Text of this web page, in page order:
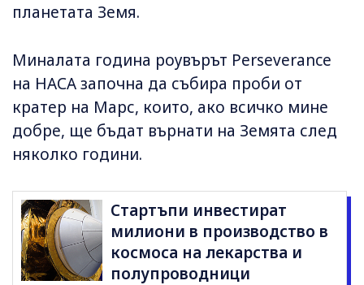
планетата Земя.
Миналата година роувърът Perseverance
на НАСА започна да събира проби от
кратер на Марс, които, ако всичко мине
добре, ще бъдат върнати на Земята след
няколко години.
Стартъпи инвестират
милиони в производство в
космоса на лекарства и
полупроводници